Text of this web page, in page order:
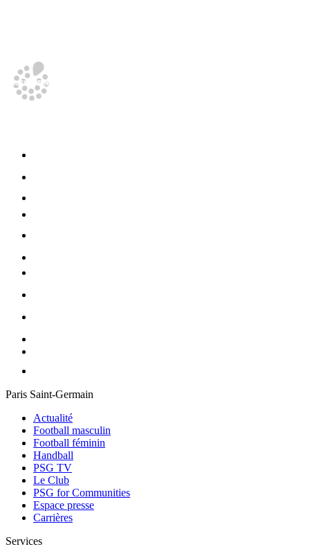
Paris Saint-Germain
Actualité
Football masculin
Football féminin
Handball
PSG TV
Le Club
PSG for Communities
Espace presse
Carrières
Services